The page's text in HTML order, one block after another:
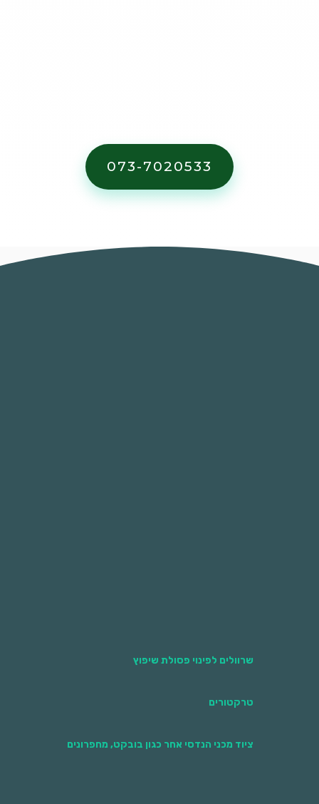
073-7020533
שרוולים לפינוי פסולת שיפוץ
טרקטורים
ציוד מכני הנדסי אחר כגון בובקט, מחפרונים